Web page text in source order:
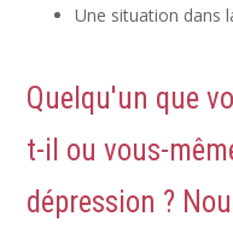
Une situation dans
Quelqu'un que
t-il ou vous-
dépression ?